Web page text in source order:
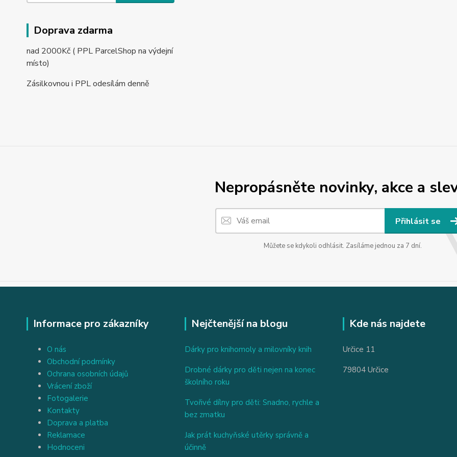
Doprava zdarma
nad 2000Kč ( PPL ParcelShop na výdejní
místo)
Zásilkovnou i PPL odesílám denně
Nepropásněte novinky, akce a
Přihlásit se
Můžete se kdykoli odhlásit. Zasíláme jednou za 7 dní.
Informace pro zákazníky
O nás
Obchodní podmínky
Ochrana osobních údajů
Vrácení zboží
Fotogalerie
Kontakty
Doprava a platba
Reklamace
Hodnoceni
Nejčtenější na blogu
Dárky pro knihomoly a milovníky knih
Drobné dárky pro děti nejen na konec
školního roku
Tvořivé dílny pro děti: Snadno, rychle a
bez zmatku
Jak prát kuchyňské utěrky správně a
účinně
Kde nás najdete
Určice 11
79804 Určice